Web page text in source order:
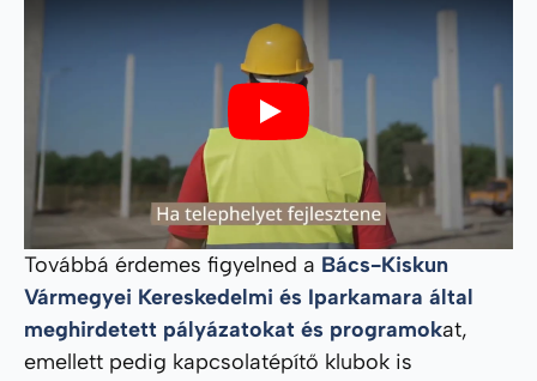
Play
Továbbá érdemes figyelned a Bács-Kiskun
Vármegyei Kereskedelmi és Iparkamara által
meghirdetett pályázatokat és programokat,
emellett pedig kapcsolatépítő klubok is